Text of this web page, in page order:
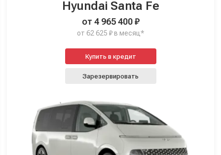
Hyundai Santa Fe
от 4 965 400 ₽
от 62 625 ₽ в месяц*
Купить в кредит
Зарезервировать